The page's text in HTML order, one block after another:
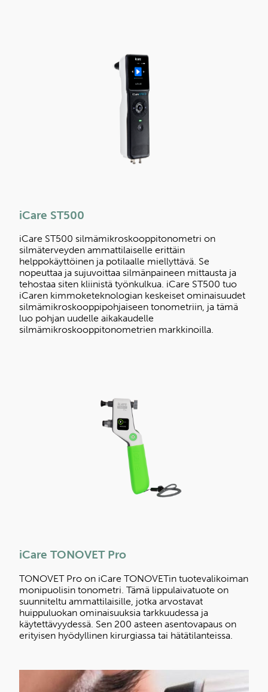
iCare ST500
iCare ST500 silmämikroskooppitonometri on
silmäterveyden ammattilaiselle erittäin
helppokäyttöinen ja potilaalle miellyttävä. Se
nopeuttaa ja sujuvoittaa silmänpaineen mittausta ja
tehostaa siten kliinistä työnkulkua. iCare ST500 tuo
iCaren kimmoketeknologian keskeiset ominaisuudet
silmämikroskooppipohjaiseen tonometriin, ja tämä
luo pohjan uudelle aikakaudelle
silmämikroskooppitonometrien markkinoilla.
iCare TONOVET Pro
TONOVET Pro on iCare TONOVETin tuotevalikoiman
monipuolisin tonometri. Tämä lippulaivatuote on
suunniteltu ammattilaisille, jotka arvostavat
huippuluokan ominaisuuksia tarkkuudessa ja
käytettävyydessä. Sen 200 asteen asentovapaus on
erityisen hyödyllinen kirurgiassa tai hätätilanteissa.